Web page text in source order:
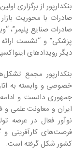
بنکدارپور از برگزاری
صادرات با محوریت
صادرات صنایع پلیمر”،
پزشکی” و “نشست ارائه
دیگر رویدادهای
بنکدارپور مجمع
خصوصی و وابسته به
جمهوری دانست و ادامه
ایران و معاونت علمی
نوآور فعال در عرصه
فرصت‌های کارآفرینی
کشور شکل گرفته است.